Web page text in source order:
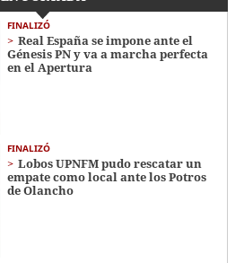
FINALIZÓ
Real España se impone ante el
Génesis PN y va a marcha perfecta
en el Apertura
FINALIZÓ
Lobos UPNFM pudo rescatar un
empate como local ante los Potros
de Olancho